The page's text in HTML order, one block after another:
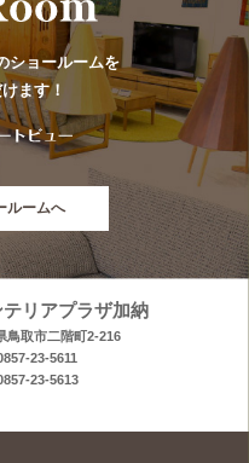
ショールームを
ます！
ルームへ
テリアプラザ加納
鳥取市二階町2-216
23-5611
23-5613